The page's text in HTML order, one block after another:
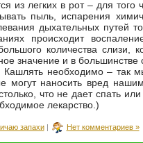
из легких в рот – для того
пыль, испарения
дыхательных путей
происходит
количества слизи,
значение и в большинстве
необходимо – так
могут наносить вред
что не дает спать
лекарство.)
запахи| Нет комментариев »